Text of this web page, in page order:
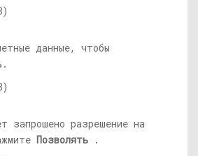
данные, чтобы
запрошено разрешение на
Позволять .